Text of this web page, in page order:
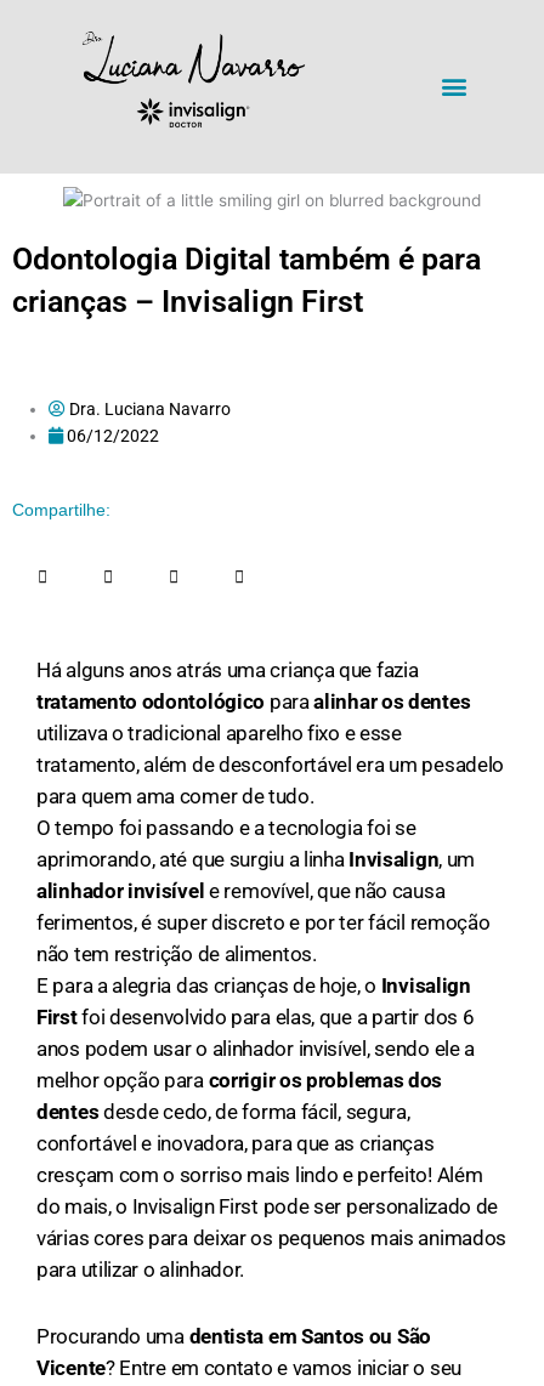
Menu
Odontologia Digital também é para
crianças – Invisalign First
Dra. Luciana Navarro
06/12/2022
Compartilhe:
Há alguns anos atrás uma criança que fazia
tratamento odontológico paraalinhar os dentes
utilizava o tradicional aparelho fixo e esse
tratamento, além de desconfortável era um pesadelo
para quem ama comer de tudo.
O tempo foi passando e a tecnologia foi se
aprimorando, até que surgiu a linha Invisalign, um
alinhador invisível e removível, que não causa
ferimentos, é super discreto e por ter fácil remoção
não tem restrição de alimentos.
E para a alegria das crianças de hoje, o Invisalign
Firstfoi desenvolvido para elas, que a partir dos 6
anos podem usar o alinhador invisível, sendo ele a
melhor opção para corrigir os problemas dos
dentes desde cedo, de forma fácil, segura,
confortável e inovadora, para que as crianças
cresçam com o sorriso mais lindo e perfeito! Além
do mais, o Invisalign First pode ser personalizado de
várias cores para deixar os pequenos mais animados
para utilizar o alinhador.
Procurando uma dentista em Santos ou São
Vicente? Entre em contato e vamos iniciar o seu